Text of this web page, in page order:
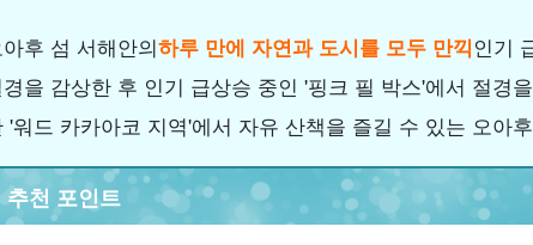
후 섬 서해안의하루 만에 자연과 도시를 모두 만끽인기
을 감상한 후 인기 급상승 중인 '핑크 필 박스'에서 절경
'워드 카카아코 지역'에서 자유 산책을 즐길 수 있는 오아
추천 포인트